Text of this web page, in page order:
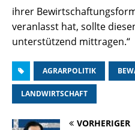
ihrer
veranlasst hat, sollte
unterstützend mittragen.“
AGRARPOLITIK
LANDWIRTSCHAFT
VORHERIGER